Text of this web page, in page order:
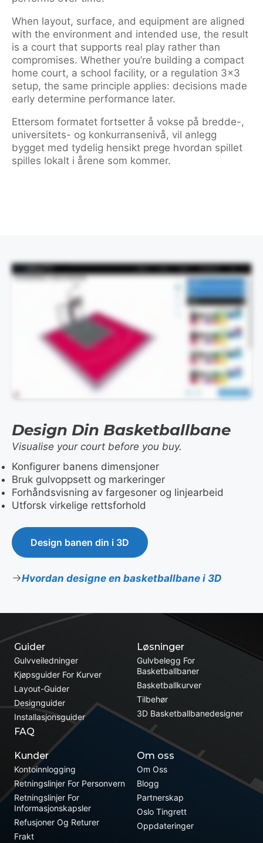
When layout, surface, and equipment are aligned
with the environment and intended use, the result
is a court that supports real play rather than
compromises. Whether you’re building a compact
home court, a school facility, or a regulation 3×3
setup, the same principle applies: decisions made
early determine performance later.
Ettersom formatet fortsetter å vokse på bredde-,
universitets- og konkurransenivå, vil anlegg
bygget med tydelig hensikt prege hvordan spillet
spilles lokalt i årene som kommer.
This video demonstrates the design process visually and does not contain spoken audio.
Design Din Basketballbane
Visualise your court before you buy.
Konfigurer banens dimensjoner
Bruk gulvoppsett og markeringer
Forhåndsvisning av fargesoner og linjearbeid
Utforsk virkelige rettsforhold
Design banen din i 3D
Hvordan designe en basketballbane i 3D
Løsninger
Gulvbelegg For
Basketballbaner
Basketballkurver
Tilbehør
3D Basketballbanedesigner
Guider
Gulvveiledninger
Kjøpsguider For Kurver
Layout-Guider
Designguider
Installasjonsguider
FAQ
Kunder
Kontoinnlogging
Retningslinjer For Personvern
Retningslinjer For
Informasjonskapsler
Refusjoner Og Returer
Frakt
Om oss
Om Oss
Blogg
Partnerskap
Oslo Tingrett
Oppdateringer